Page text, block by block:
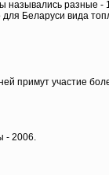
разные
Беларуси вида
примут участие
- 2006.